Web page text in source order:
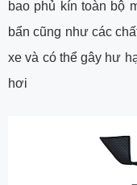
bao phủ kín toàn bộ
bẩn cũng như các
xe và có thể gây hư
hơi